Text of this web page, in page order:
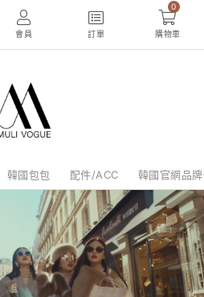
會員 訂單
0
購物車
韓國包包 配件/ACC 韓國官網品